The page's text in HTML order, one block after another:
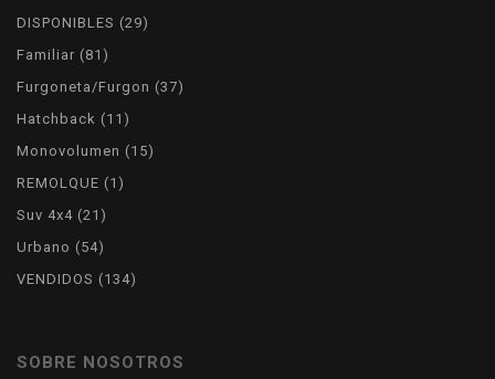
DISPONIBLES 2929
Familiar 81 81
Furgoneta/Furgon 3737
Hatchback 11 11
Monovolumen 1515
REMOLQUE 1 1
Suv 4x4 21 21
Urbano 5454
VENDIDOS 134134
SOBRE NOSOTROS